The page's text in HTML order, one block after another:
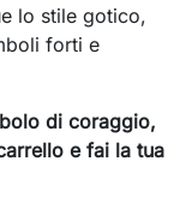
lo stile gotico,
forti e
di coraggio,
e fai la tua